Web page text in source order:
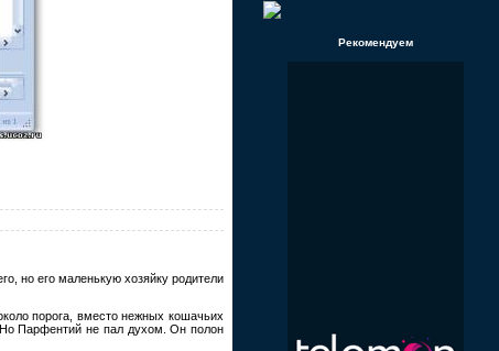
но его маленькую хозяйку родители
порога, вместо нежных кошачьих
Парфентий не пал духом. Он полон
Рекомендуем